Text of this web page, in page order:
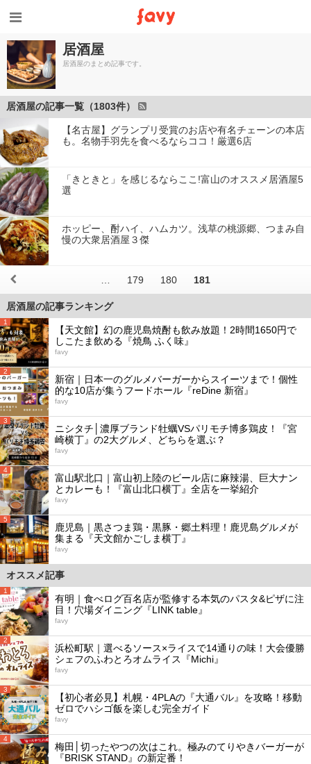
居酒屋
居酒屋のまとめ記事です。
居酒屋の記事一覧（1803件）
【名古屋】グランプリ受賞のお店や有名チェーンの本店
も。名物手羽先を食べるならココ！厳選6店
「きときと」を感じるならここ!富山のオススメ居酒屋5
選
ホッピー、酎ハイ、ハムカツ。浅草の桃源郷、つまみ自
慢の大衆居酒屋３傑
179 180 181
居酒屋の記事ランキング
1
【天文館】幻の鹿児島焼酎も飲み放題！2時間1650円で
しこたま飲める『焼鳥 ふく味』
favy
2
新宿｜日本一のグルメバーガーからスイーツまで！個性
的な10店が集うフードホール『reDine 新宿』
favy
3
ニシタチ│濃厚ブランド牡蠣VSパリモチ博多鶏皮！『宮
崎横丁』の2大グルメ、どちらを選ぶ？
favy
4
富山駅北口｜富山初上陸のビール店に麻辣湯、巨大ナン
とカレーも！『富山北口横丁』全店を一挙紹介
favy
5
鹿児島｜黒さつま鶏・黒豚・郷土料理！鹿児島グルメが
集まる『天文館かごしま横丁』
favy
オススメ記事
1
有明｜食べログ百名店が監修する本気のパスタ&ピザに注
目！穴場ダイニング『LINK table』
favy
2
浜松町駅｜選べるソース×ライスで14通りの味！大会優勝
シェフのふわとろオムライス『Michi』
favy
3
【初心者必見】札幌・4PLAの『大通バル』を攻略！移動
ゼロでハシゴ飯を楽しむ完全ガイド
favy
4
梅田│切ったやつの次はこれ。極みのてりやきバーガーが
『BRISK STAND』の新定番！